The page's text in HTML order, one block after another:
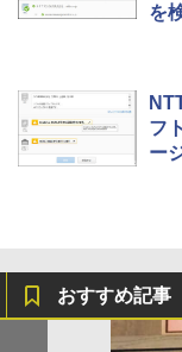
を
フ
ー
おすすめ記事